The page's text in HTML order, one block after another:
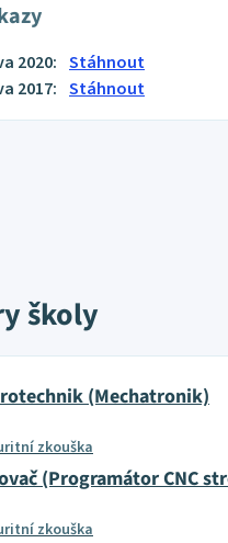
2020: Stáhnout
2017: Stáhnout
školy
(Mechatronik)
zkouška
(Programátor CNC
zkouška